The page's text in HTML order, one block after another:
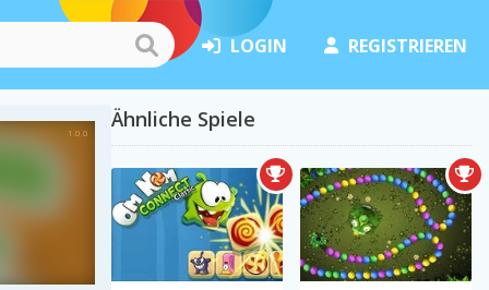
LOGIN REGISTRIEREN
Ähnliche Spiele